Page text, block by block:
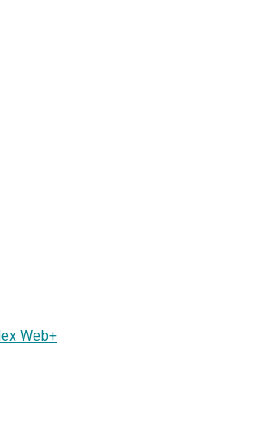
Web+